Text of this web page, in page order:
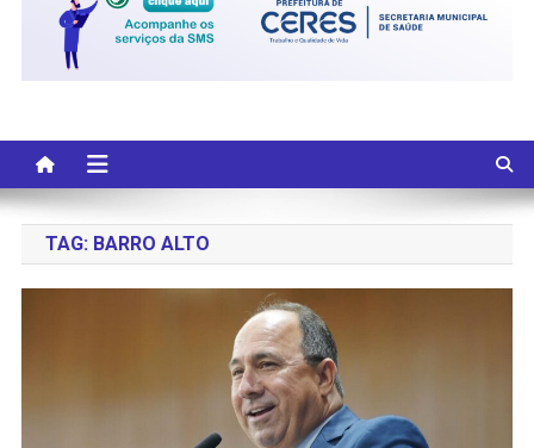
TAG: BARRO ALTO